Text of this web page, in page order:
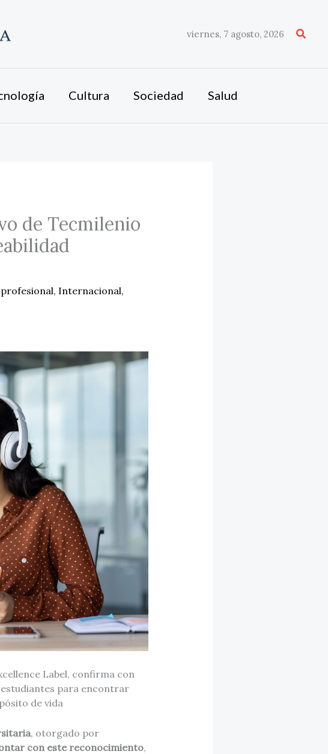
viernes, 7 agosto, 2026
Cultura Sociedad Salud
de Tecmilenio
, Internacional,
Label, confirma con
para encontrar
de vida
, otorgado por
con este reconocimiento,